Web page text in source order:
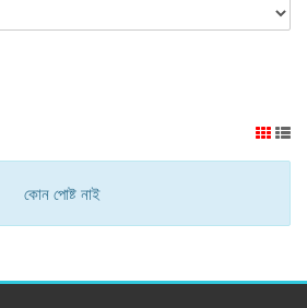
কোন পোষ্ট নাই